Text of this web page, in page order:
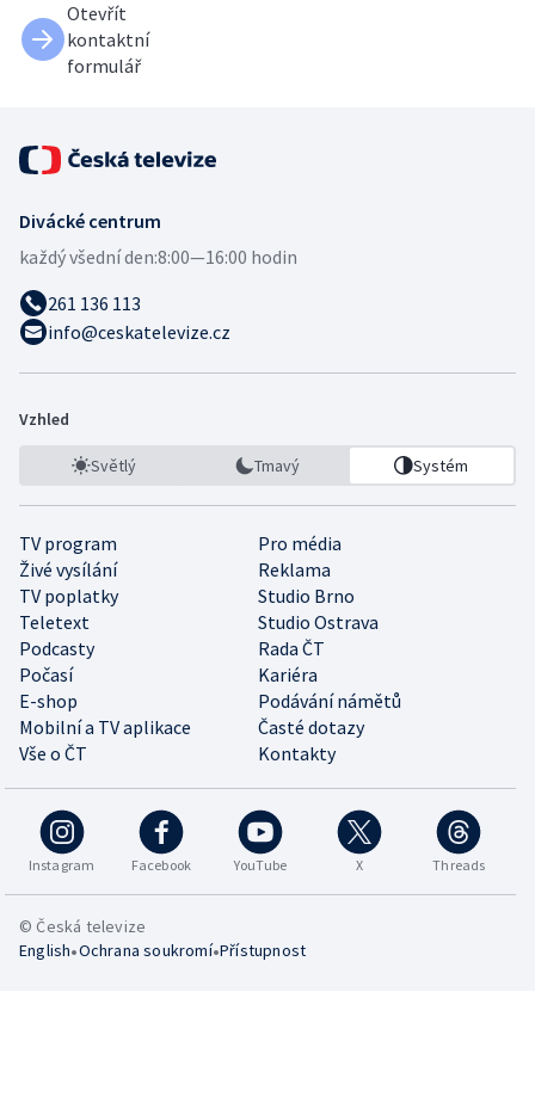
Otevřít
kontaktní
formulář
Divácké centrum
každý všední den:8:00—16:00 hodin
261 136 113
info@ceskatelevize.cz
Vzhled
Světlý Tmavý Systém
TV program
Pro média
Živé vysílání
Reklama
TV poplatky
Studio Brno
Teletext
Studio Ostrava
Podcasty
Rada ČT
Počasí
Kariéra
E-shop
Podávání námětů
Mobilní a TV aplikace
Časté dotazy
Vše o ČT
Kontakty
Instagram Facebook YouTube X Threads
© Česká televize
English•Ochrana soukromí•Přístupnost